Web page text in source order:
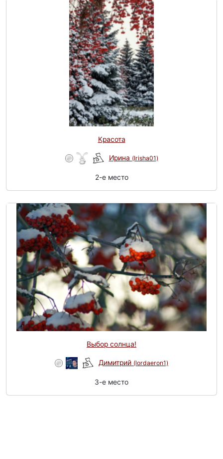
Красота
Ирина (Irisha01)
2-e место
Выбор солнца!
Димитрий (lordaeron1)
3-e место